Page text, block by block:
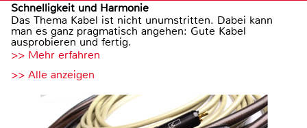
Schnelligkeit und Harmonie
Das Thema Kabel ist nicht unumstritten. Dabei kann
man es ganz pragmatisch angehen: Gute Kabel
ausprobieren und fertig.
>> Mehr erfahren
>> Alle anzeigen